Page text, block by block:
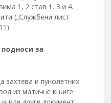
1, 2 став 1, 3 и 4.
(„Службени лист
за
захтева и пунолетних
из матичне књиге